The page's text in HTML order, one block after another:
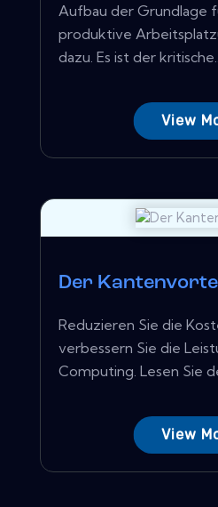
Aufbau der Grundlage
produktive
dazu. Es ist der kritische...
View
Der
Reduzieren Sie die
verbessern Sie die
Computing. Lesen Sie
View